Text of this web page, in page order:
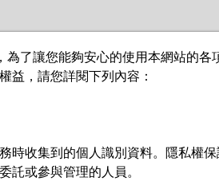
了讓您能夠安心的使用本網站的各
益，請您詳閱下列內容：
時收集到的個人識別資料。隱私權
託或參與管理的人員。